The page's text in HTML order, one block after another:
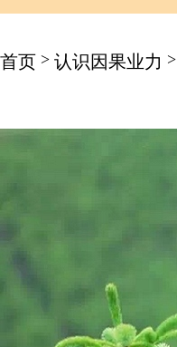
首页 > 认识因果业力 >